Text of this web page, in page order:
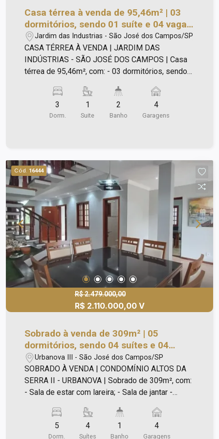
Casa térrea à venda de 95,46m² | 03
dormitórios, sendo 01 suíte e 04 vagas
de garagem | Jardim das Indústrias -
São José dos Campos |
Jardim das Industrias - São José dos Campos/SP
CASA TÉRREA À VENDA | JARDIM DAS
INDÚSTRIAS - SÃO JOSÉ DOS CAMPOS | Casa
térrea de 95,46m², com: - 03 dormitórios, sendo
Blindex; - Sala para 02 ambientes; - Cozinha com
armários; - Área de serviço; - Churrasqueira; -
Piscina; - Quintal; - 04 vagas de garagem.
3
Dorm.
1
Suite
2
Banho
4
Garagens
Cód. 16444
R$ 2.479.000,00
R$ 2.110.000,00 V
Sobrado à venda de 309m² | 05
dormitórios, sendo 04 suítes e 04
vagas de garagem | Condomínio Altos
da Serra II - Urbanova | São José dos
Campos |
Urbanova III - São José dos Campos/SP
SOBRADO À VENDA | CONDOMÍNIO ALTOS DA
SERRA II - URBANOVA | Sobrado de 309m², com:
- Sala de estar com lareira; - Sala de jantar -
louças e geladeira no pavimento térreo; - Área de
churrasqueira nos fundos; - 01 dormitório, sendo
5
Dorm.
4
Suítes
1
Banho
4
Garagens